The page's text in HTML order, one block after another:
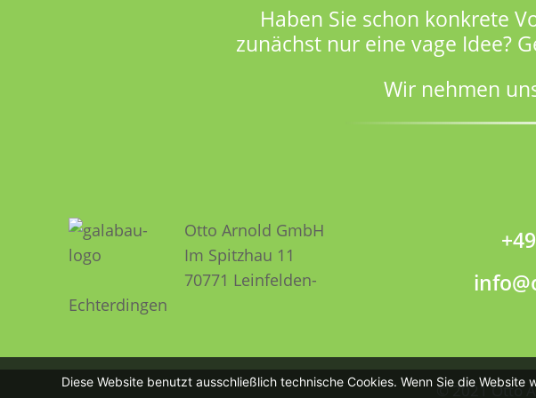
Haben Sie schon konkrete
zunächst nur eine vage Idee?
Wir nehmen
Otto Arnold GmbH
Im Spitzhau 11
70771 Leinfelden­­
Echterdingen
© 2021 Otto
Diese Website benutzt ausschließlich technische Cookies. Wenn Sie die